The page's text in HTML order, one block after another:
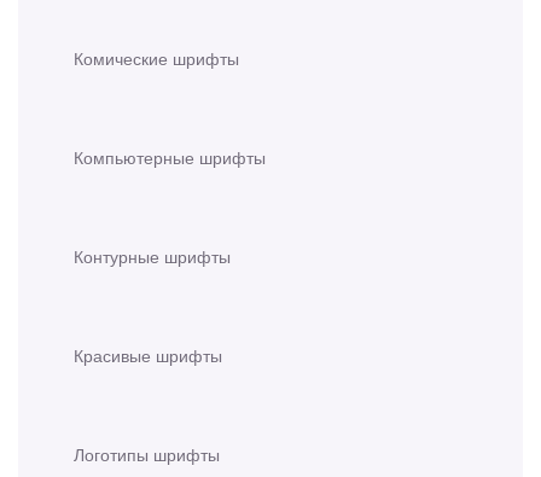
Комические шрифты
Компьютерные шрифты
Контурные шрифты
Красивые шрифты
Логотипы шрифты